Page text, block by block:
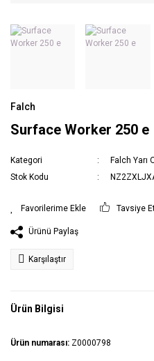
Falch
Surface Worker 250 e
Kategori
Falch
Stok Kodu
Tavsiye
Ürünü Paylaş
Karşılaştır
Ürün Bilgisi
Ürün numarası: Z0000798